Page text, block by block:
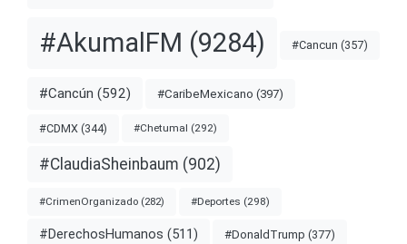
#AkumalFM (9284) #Cancun (357)
#Cancún (592) #CaribeMexicano (397)
#CDMX (344) #Chetumal (292)
#ClaudiaSheinbaum (902)
#CrimenOrganizado (282) #Deportes (298)
#DerechosHumanos (511) #DonaldTrump (377)